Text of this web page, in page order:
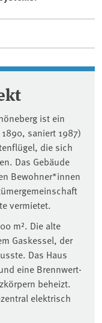
ist ein
saniert 1987)
die sich
Das Gebäude
Bewohner*innen
vermietet.
m². Die alte
Gaskessel, der
Das Haus
eine Brennwert-
beheizt.
elektrisch